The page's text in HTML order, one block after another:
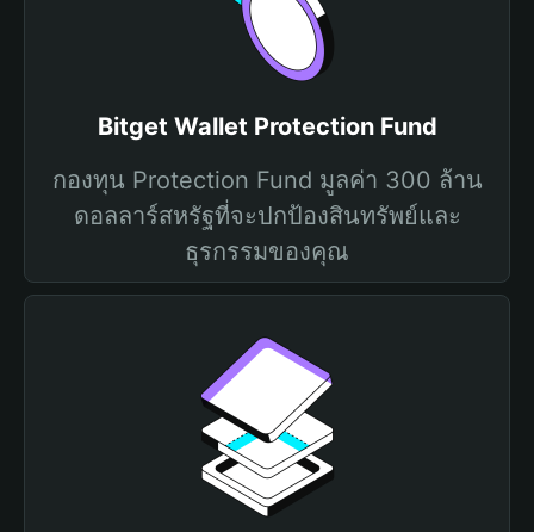
Bitget Wallet Protection Fund
กองทุน Protection Fund มูลค่า 300 ล้าน
ดอลลาร์สหรัฐที่จะปกป้องสินทรัพย์และ
ธุรกรรมของคุณ